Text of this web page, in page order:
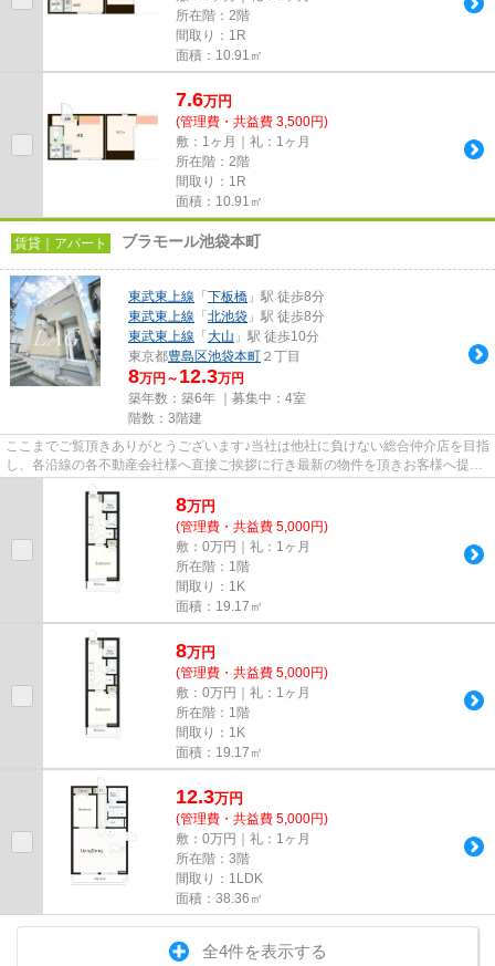
所在階：2階
間取り：1R
面積：10.91㎡
7.6万円
(管理費・共益費 3,500円)
敷：1ヶ月｜礼：1ヶ月
所在階：2階
間取り：1R
面積：10.91㎡
賃貸｜アパート ブラモール池袋本町
東武東上線 「 下板橋 」駅 徒歩8分
東武東上線 「 北池袋 」駅 徒歩8分
東武東上線 「 大山 」駅 徒歩10分
東京都豊島区池袋本町 ２丁目
8万円～ 12.3万円
築年数：築6年 ｜募集中： 4室
階数：3階建
ここまでご覧頂きありがとうございます♪当社は他社に負けない総合仲介店を目指
し、各沿線の各不動産会社様へ直接ご挨拶に行き最新の物件を頂きお客様へ提供
8万円
(管理費・共益費 5,000円)
敷：0万円｜礼：1ヶ月
所在階：1階
間取り：1K
面積：19.17㎡
8万円
(管理費・共益費 5,000円)
敷：0万円｜礼：1ヶ月
所在階：1階
間取り：1K
面積：19.17㎡
12.3万円
(管理費・共益費 5,000円)
敷：0万円｜礼：1ヶ月
所在階：3階
間取り：1LDK
面積：38.36㎡
全4件を表示する